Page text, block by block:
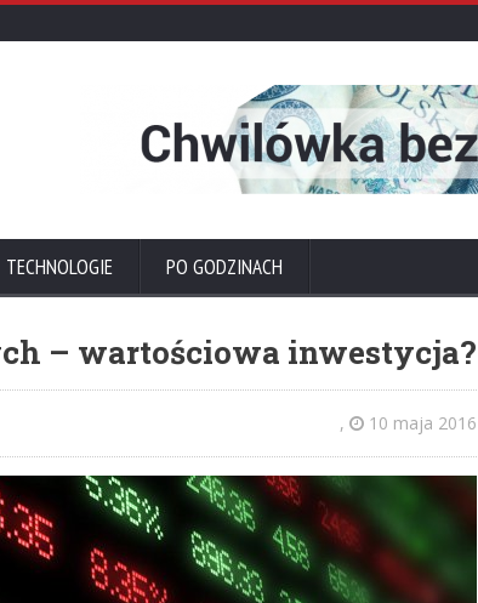
TECHNOLOGIE PO GODZINACH
– wartościowa inwestycja?
, 10 maja 2016